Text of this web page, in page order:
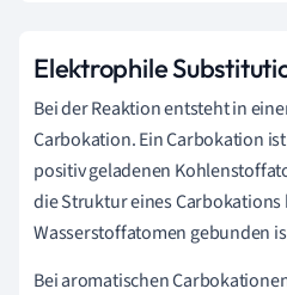
Elektrophile
Bei der Reaktion entsteht in
Carbokation. Ein Carbokation
positiv geladenen
die Struktur eines Carbokations
Wasserstoffatomen gebunden
Bei aromatischen